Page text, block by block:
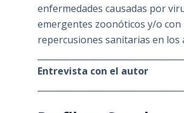
enfermedades causadas por
emergentes zoonóticos y/o con
repercusiones sanitarias en los
Entrevista con el autor